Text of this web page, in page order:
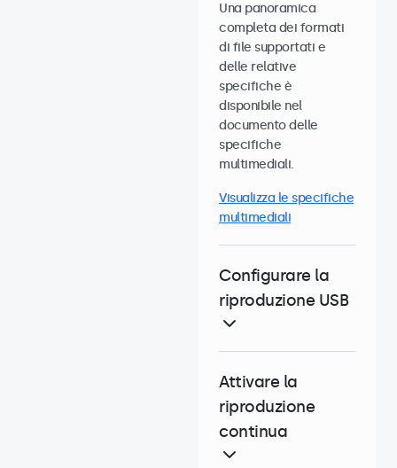
Una panoramica
completa dei formati
di file supportati e
delle relative
specifiche è
disponibile nel
documento delle
specifiche
multimediali.
Visualizza le specifiche
multimediali
Configurare la
riproduzione USB
Attivare la
riproduzione
continua